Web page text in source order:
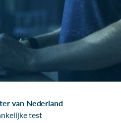
van Nederland
test